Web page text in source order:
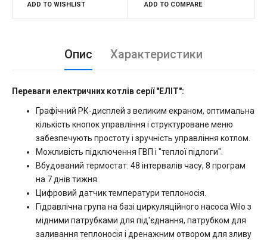
ADD TO WISHLIST ADD TO COMPARE
Опис Характеристики
Переваги електричних котлів серії "ЕЛІТ":
Графічний РК-дисплей з великим екраном, оптимальна
кількість кнопок управління і структуроване меню
забезпечують простоту і зручність управління котлом.
Можливість підключення ГВП і "теплої підлоги".
Вбудований термостат: 48 інтервалів часу, 8 програм
на 7 днів тижня.
Цифровий датчик температури теплоносія.
Гідравлічна група на базі циркуляційного насоса Wilo з
мідними патрубками для під'єднання, патрубком для
заливання теплоносія і дренажним отвором для зливу